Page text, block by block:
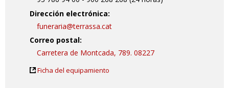
Dirección electrónica:
funeraria@terrassa.cat
Correo postal:
Carretera de Montcada, 789. 08227
Ficha del equipamiento